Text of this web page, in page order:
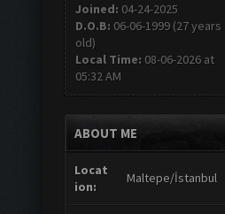
Joined: 04-24-2025
D.O.B: 06-06-1999 (27 years
old)
Local Time: 08-06-2026 at
05:32 AM
ABOUT ME
Locat
ion:
Maltepe/İstanbul